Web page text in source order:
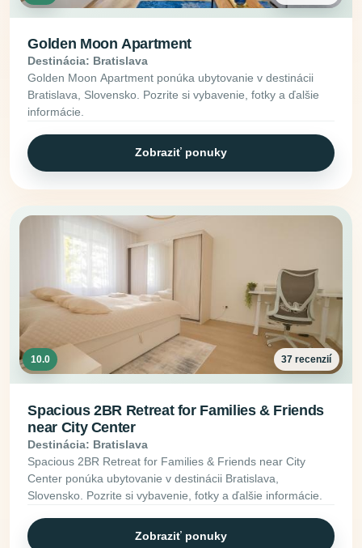
Golden Moon Apartment
Destinácia: Bratislava
Golden Moon Apartment ponúka ubytovanie v destinácii
Bratislava, Slovensko. Pozrite si vybavenie, fotky a ďalšie
informácie.
Zobraziť ponuky
10.0 37 recenzií
Spacious 2BR Retreat for Families & Friends
near City Center
Destinácia: Bratislava
Spacious 2BR Retreat for Families & Friends near City
Center ponúka ubytovanie v destinácii Bratislava,
Slovensko. Pozrite si vybavenie, fotky a ďalšie informácie.
Zobraziť ponuky